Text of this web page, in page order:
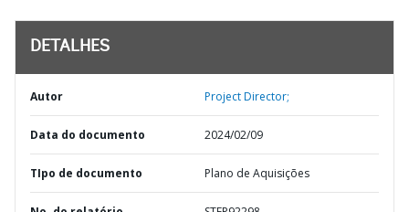
DETALHES
Autor Project Director;
Data do documento 2024/02/09
TIpo de documento Plano de Aquisições